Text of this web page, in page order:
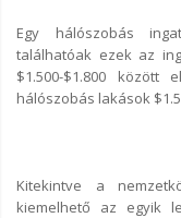
Egy hálószobás
találhatóak ezek az
$1.500-$1.800
hálószobás lakások
Kitekintve a
kiemelhető az egyik